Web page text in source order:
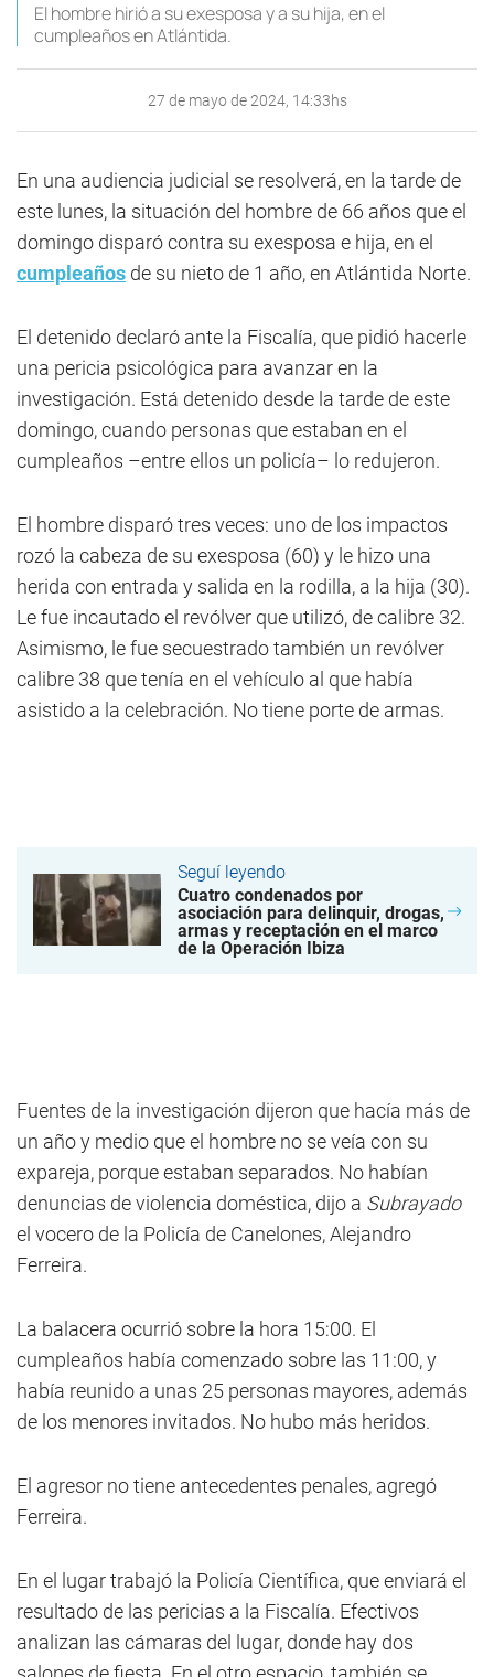
El hombre hirió a su exesposa y a su hija, en el
cumpleaños en Atlántida.
27 de mayo de 2024, 14:33hs
En una audiencia judicial se resolverá, en la tarde de
este lunes, la situación del hombre de 66 años que el
domingo disparó contra su exesposa e hija, en el
cumpleaños de su nieto de 1 año, en Atlántida Norte.
El detenido declaró ante la Fiscalía, que pidió hacerle
una pericia psicológica para avanzar en la
investigación. Está detenido desde la tarde de este
domingo, cuando personas que estaban en el
cumpleaños –entre ellos un policía– lo redujeron.
El hombre disparó tres veces: uno de los impactos
rozó la cabeza de su exesposa (60) y le hizo una
herida con entrada y salida en la rodilla, a la hija (30).
Le fue incautado el revólver que utilizó, de calibre 32.
Asimismo, le fue secuestrado también un revólver
calibre 38 que tenía en el vehículo al que había
asistido a la celebración. No tiene porte de armas.
Seguí leyendo
Cuatro condenados por
asociación para delinquir, drogas,
armas y receptación en el marco
de la Operación Ibiza
Fuentes de la investigación dijeron que hacía más de
un año y medio que el hombre no se veía con su
expareja, porque estaban separados. No habían
denuncias de violencia doméstica, dijo a Subrayado
el vocero de la Policía de Canelones, Alejandro
Ferreira.
La balacera ocurrió sobre la hora 15:00. El
cumpleaños había comenzado sobre las 11:00, y
había reunido a unas 25 personas mayores, además
de los menores invitados. No hubo más heridos.
El agresor no tiene antecedentes penales, agregó
Ferreira.
En el lugar trabajó la Policía Científica, que enviará el
resultado de las pericias a la Fiscalía. Efectivos
analizan las cámaras del lugar, donde hay dos